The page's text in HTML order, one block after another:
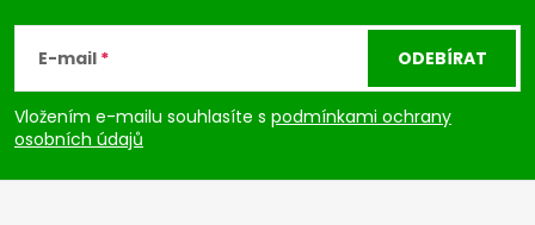
p
a
E-mail
Vložením e-mailu souhlasíte s podmínkami ochrany
osobních údajů
ODEBÍRAT